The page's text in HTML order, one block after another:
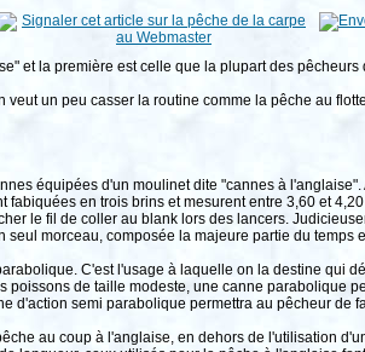
et la première est celle que la plupart des
un peu casser la routine comme la pêche au
équipées d'un moulinet dite "cannes à
en trois brins et mesurent entre 3,60 et
le fil de coller au blank lors des lancers.
morceau, composée la majeure partie du temps
C'est l'usage à laquelle on la destine qui
de taille modeste, une canne parabolique
d'action semi parabolique permettra au pêcheur de
au coup à l'anglaise, en dehors de l'utilisation